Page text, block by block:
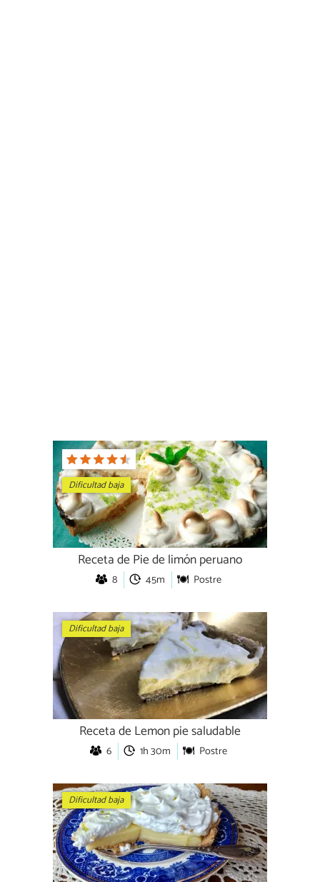
Dificultad baja
Receta de Pie de limón peruano
8 45m Postre
Dificultad baja
Receta de Lemon pie saludable
6 1h 30m Postre
Dificultad baja